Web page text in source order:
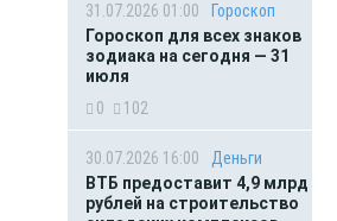
31.07.2026 01:00
Гороскоп
Гороскоп для всех знаков
зодиака на сегодня — 31
июля
0
102
30.07.2026 16:00
Деньги
ВТБ предоставит 4,9 млрд
рублей на строительство